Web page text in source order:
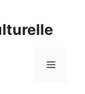
Menu